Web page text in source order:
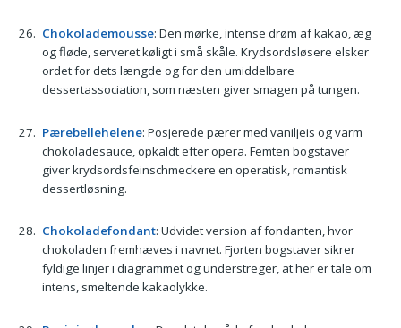
Chokolademousse: Den mørke, intense drøm af kakao, æg
og fløde, serveret køligt i små skåle. Krydsordsløsere elsker
ordet for dets længde og for den umiddelbare
dessertassociation, som næsten giver smagen på tungen.
Pærebellehelene: Posjerede pærer med vaniljeis og varm
chokoladesauce, opkaldt efter opera. Femten bogstaver
giver krydsordsfeinschmeckere en operatisk, romantisk
dessertløsning.
Chokoladefondant: Udvidet version af fondanten, hvor
chokoladen fremhæves i navnet. Fjorten bogstaver sikrer
fyldige linjer i diagrammet og understreger, at her er tale om
intens, smeltende kakaolykke.